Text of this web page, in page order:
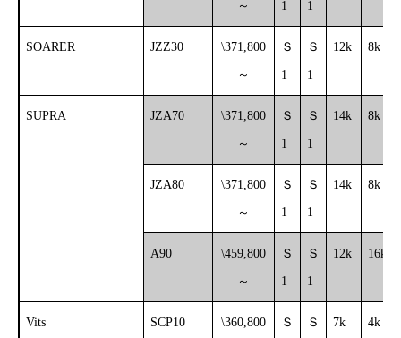
～ 1 1
SOARER JZZ30 \371,800
～
Ｓ
1
Ｓ
1
12k 8k
SUPRA JZA70 \371,800
～
Ｓ
1
Ｓ
1
14k 8k
JZA80 \371,800
～
Ｓ
1
Ｓ
1
14k 8k
A90 \459,800
～
Ｓ
1
Ｓ
1
12k 16k
Vits SCP10 \360,800 Ｓ Ｓ 7k 4k